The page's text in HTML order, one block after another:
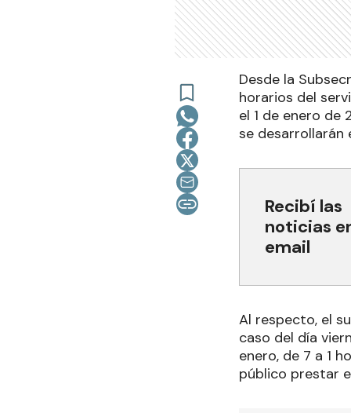
Desde la
horarios del
el 1 de enero
se desarrollarán
Recibí las
noticias
email
Al respecto, el
caso del día
enero, de 7 a 1
público prestar